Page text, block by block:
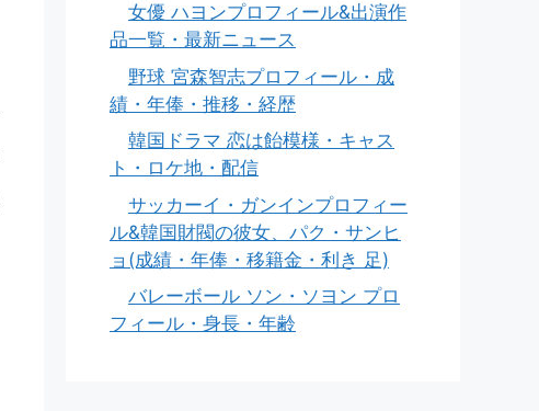
女優 ハヨンプロフィール&出演作
品一覧・最新ニュース
野球 宮森智志プロフィール・成
績・年俸・推移・経歴
韓国ドラマ 恋は飴模様・キャス
ト・ロケ地・配信
サッカーイ・ガンインプロフィー
ル&韓国財閥の彼女、パク・サンヒ
ョ(成績・年俸・移籍金・利き 足)
バレーボール ソン・ソヨン プロ
フィール・身長・年齢